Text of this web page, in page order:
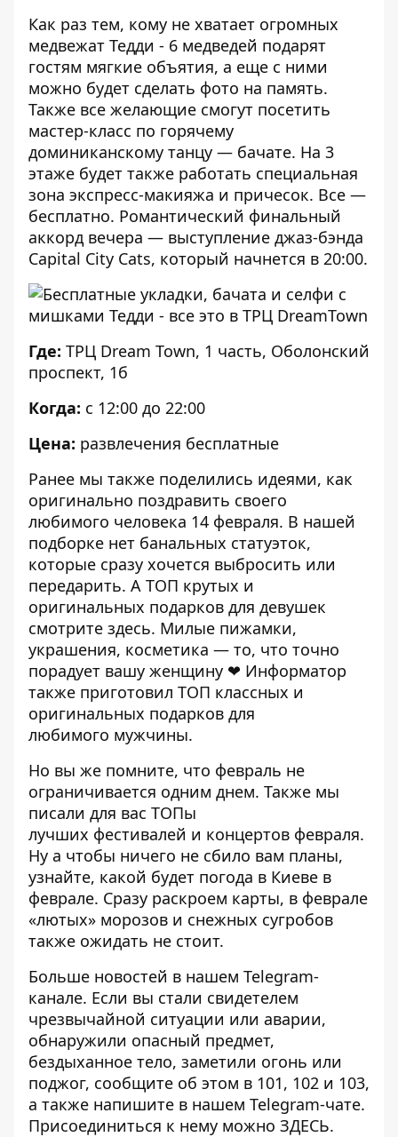
Как раз тем, кому не хватает огромных
медвежат Тедди - 6 медведей подарят
гостям мягкие объятия, а еще с ними
можно будет сделать фото на память.
Также все желающие смогут посетить
мастер-класс по горячему
доминиканскому танцу — бачате. На 3
этаже будет также работать специальная
зона экспресс-макияжа и причесок. Все —
бесплатно. Романтический финальный
аккорд вечера — выступление джаз-бэнда
Capital City Cats, который начнется в 20:00.
Где: ТРЦ Dream Town, 1 часть, Оболонский
проспект, 1б
Когда: с 12:00 до 22:00
Цена: развлечения бесплатные
Ранее мы также поделились идеями, как
оригинально поздравить своего
любимого человека 14 февраля. В нашей
подборке нет банальных статуэток,
которые сразу хочется выбросить или
передарить. А ТОП крутых и
оригинальных подарков для девушек
смотрите здесь. Милые пижамки,
украшения, косметика — то, что точно
порадует вашу женщину ❤ Информатор
также приготовил ТОП классных и
оригинальных подарков для
любимого мужчины.
Но вы же помните, что февраль не
ограничивается одним днем. Также мы
писали для вас ТОПы
лучших фестивалей и концертов февраля.
Ну а чтобы ничего не сбило вам планы,
узнайте, какой будет погода в Киеве в
феврале. Сразу раскроем карты, в феврале
«лютых» морозов и снежных сугробов
также ожидать не стоит.
Больше новостей в нашем Telegram-
канале. Если вы стали свидетелем
чрезвычайной ситуации или аварии,
обнаружили опасный предмет,
бездыханное тело, заметили огонь или
поджог, сообщите об этом в 101, 102 и 103,
а также напишите в нашем Telegram-чате.
Присоединиться к нему можно ЗДЕСЬ.